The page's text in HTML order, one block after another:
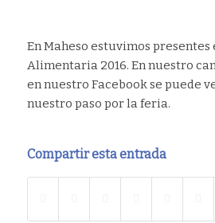
En Maheso estuvimos presentes
Alimentaria 2016. En nuestro
en nuestro Facebook se puede
nuestro paso por la feria.
Compartir esta entrada